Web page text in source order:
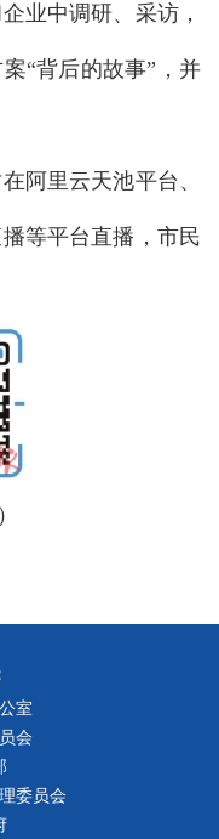
业中调研、采访，
“背后的故事”，并
里云天池平台、
等平台直播，市民
室
会
委员会